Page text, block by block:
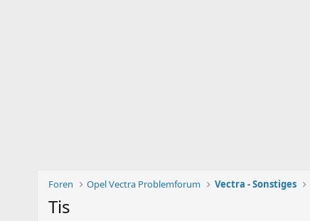
Foren Opel Vectra Problemforum Vectra - Sonstiges
Tis